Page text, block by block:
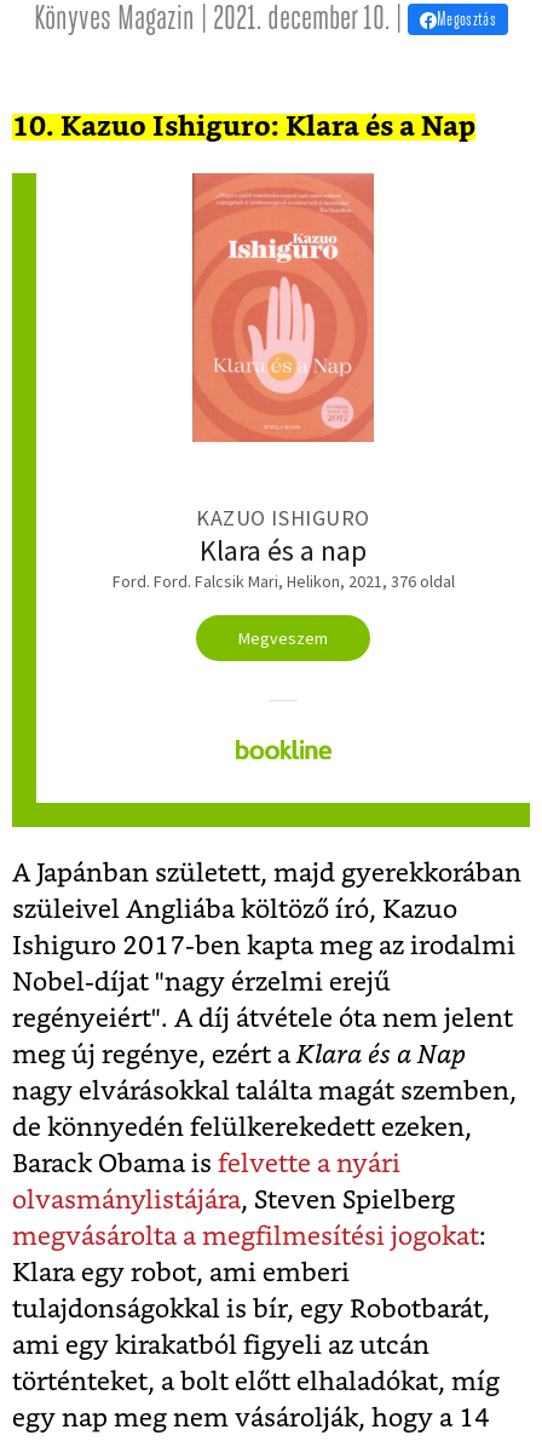
Könyves Magazin | 2021. december 10. | Megosztás
10. Kazuo Ishiguro: Klara és a Nap
KAZUO ISHIGURO
Klara és a nap
Ford. Ford. Falcsik Mari, Helikon, 2021, 376 oldal
Megveszem
A Japánban született, majd gyerekkorában
szüleivel Angliába költöző író, Kazuo
Ishiguro 2017-ben kapta meg az irodalmi
Nobel-díjat "nagy érzelmi erejű
regényeiért". A díj átvétele óta nem jelent
meg új regénye, ezért aKlara és a Nap
nagy elvárásokkal találta magát szemben,
de könnyedén felülkerekedett ezeken,
Barack Obama is felvette a nyári
olvasmánylistájára, Steven Spielberg
megvásárolta a megfilmesítési jogokat:
Klara egy robot, ami emberi
tulajdonságokkal is bír, egy Robotbarát,
ami egy kirakatból figyeli az utcán
történteket, a bolt előtt elhaladókat, míg
egy nap meg nem vásárolják, hogy a 14